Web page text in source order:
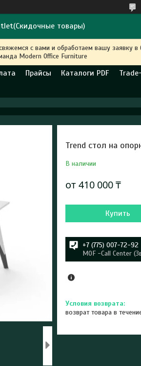
товары)
с вами и обработаем вашу заявку
Modern Office Furniture
Прайсы Каталоги PDF
Trend стол на
В наличии
от410 000 ₸
Купить
+7 (775) 007-72-92
MOF -Call Center
возврат товара в